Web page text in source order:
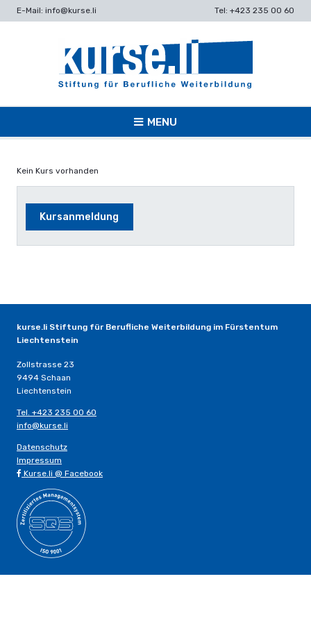
E-Mail: info@kurse.li Tel: +423 235 00 60
MENU
Kein Kurs vorhanden
Kursanmeldung
kurse.li Stiftung für Berufliche Weiterbildung im Fürstentum
Liechtenstein
Zollstrasse 23
9494 Schaan
Liechtenstein
Tel. +423 235 00 60
info@kurse.li
Datenschutz
Impressum
Kurse.li @ Facebook